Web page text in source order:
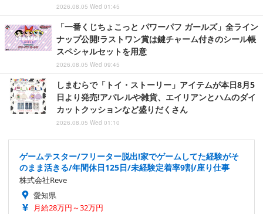
2026.08.05 Wed 01:45
「一番くじちょこっと パワーパフ ガールズ」全ライン
ナップ公開!ラストワン賞は鍵チャーム付きのシール帳
スペシャルセットを用意
2026.08.05 Wed 09:45
しまむらで「トイ・ストーリー」アイテムが本日8月5
日より発売!アパレルや雑貨、エイリアンとハムのダイ
カットクッションなど盛りだくさん
2026.08.05 Wed 01:10
ゲームテスター/フリーター脱出!家でゲームしてた経験がそ
のまま活きる/年間休日125日/未経験定着率9割/座り仕事
株式会社Reve
愛知県
月給28万円～32万円